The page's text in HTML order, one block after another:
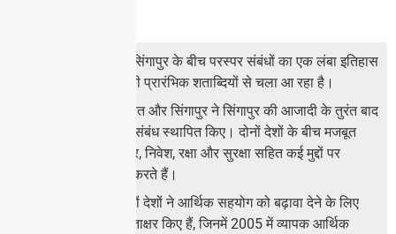
इतिहास: भारत और सिंगापुर के बीच परस्पर संबंधों का एक लंबा इतिहास
रहा है, जो ईसा पूर्व की प्रारंभिक शताब्दियों से चला आ रहा है।
रणनीतिक संबंध: भारत और सिंगापुर ने सिंगापुर की आजादी के तुरंत बाद
1965 में राजनयिक संबंध स्थापित किए। दोनों देशों के बीच मजबूत
संबंध हैं और वे व्यापार, निवेश, रक्षा और सुरक्षा सहित कई मुद्दों पर
निकटता से सहयोग करते हैं।
आर्थिक सहयोग: दोनों देशों ने आर्थिक सहयोग को बढ़ावा देने के लिए
कई समझौतों पर हस्ताक्षर किए हैं, जिनमें 2005 में व्यापक आर्थिक